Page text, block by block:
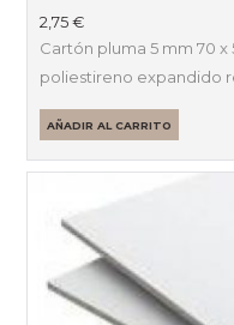
2,75€
Cartón pluma 5 mm 70
poliestireno expandido
AÑADIR AL CARRITO